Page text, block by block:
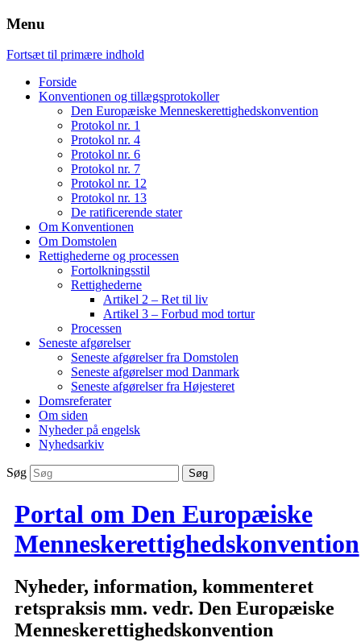
Menu
Fortsæt til primære indhold
Forside
Konventionen og tillægsprotokoller
Den Europæiske Menneskerettighedskonvention
Protokol nr. 1
Protokol nr. 4
Protokol nr. 6
Protokol nr. 7
Protokol nr. 12
Protokol nr. 13
De ratificerende stater
Om Konventionen
Om Domstolen
Rettighederne og processen
Fortolkningsstil
Rettighederne
Artikel 2 – Ret til liv
Artikel 3 – Forbud mod tortur
Processen
Seneste afgørelser
Seneste afgørelser fra Domstolen
Seneste afgørelser mod Danmark
Seneste afgørelser fra Højesteret
Domsreferater
Om siden
Nyheder på engelsk
Nyhedsarkiv
Søg
Portal om Den Europæiske
Menneskerettighedskonvention
Nyheder, information, kommenteret
retspraksis mm. vedr. Den Europæiske
Menneskerettighedskonvention